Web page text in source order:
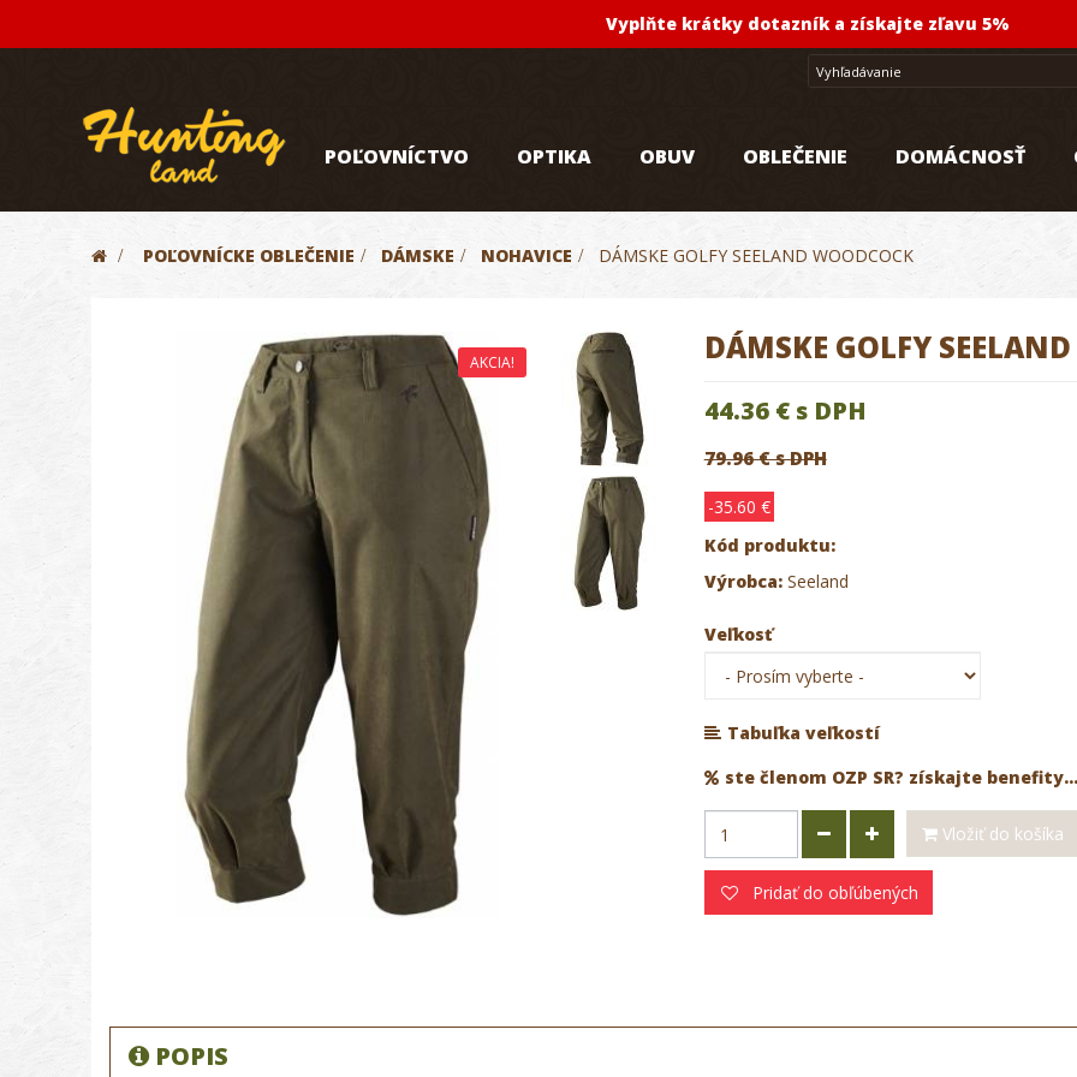
Vyplňte krátky dotazník a získajte zľavu 5%
POĽOVNÍCTVO OPTIKA OBUV OBLEČENIE DOMÁCNOSŤ
> POĽOVNÍCKE OBLEČENIE > DÁMSKE > NOHAVICE > DÁMSKE GOLFY SEELAND WOODCOCK
AKCIA! DÁMSKE GOLFY
44.36 €s DPH
79.96 € s DPH
-35.60 €
Kód produktu:
Výrobca: Seeland
Veľkosť
Tabuľka veľkostí
ste členom OZP SR? získajte benefity...
Vložiť do košíka
Pridať do obľúbených
POPIS